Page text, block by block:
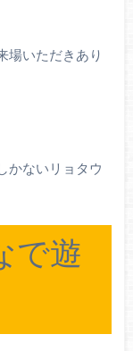
場いただきあり
かないリョタウ
で遊